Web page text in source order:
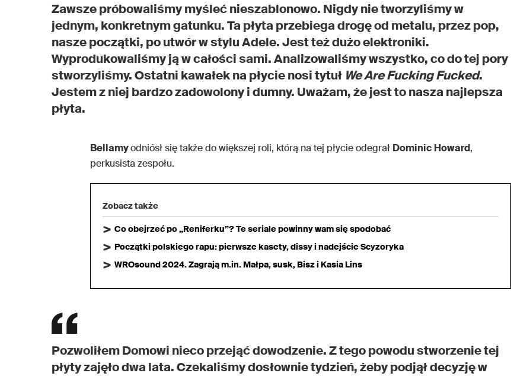
Zawsze próbowaliśmy myśleć nieszablonowo. Nigdy nie tworzyliśmy w
jednym, konkretnym gatunku. Ta płyta przebiega drogę od metalu, przez pop,
nasze początki, po utwór w stylu Adele. Jest też dużo elektroniki.
Wyprodukowaliśmy ją w całości sami. Analizowaliśmy wszystko, co do tej pory
stworzyliśmy. Ostatni kawałek na płycie nosi tytuł We Are Fucking Fucked.
Jestem z niej bardzo zadowolony i dumny. Uważam, że jest to nasza najlepsza
płyta.
Bellamyodniósł się także do większej roli, którą na tej płycie odegrał Dominic Howard,
perkusista zespołu.
Zobacz także
Co obejrzeć po „Reniferku”? Te seriale powinny wam się spodobać
Początki polskiego rapu: pierwsze kasety, dissy i nadejście Scyzoryka
WROsound 2024. Zagrają m.in. Małpa, susk, Bisz i Kasia Lins
Pozwoliłem Domowi nieco przejąć dowodzenie. Z tego powodu stworzenie tej
płyty zajęło dwa lata. Czekaliśmy dosłownie tydzień, żeby podjął decyzję w